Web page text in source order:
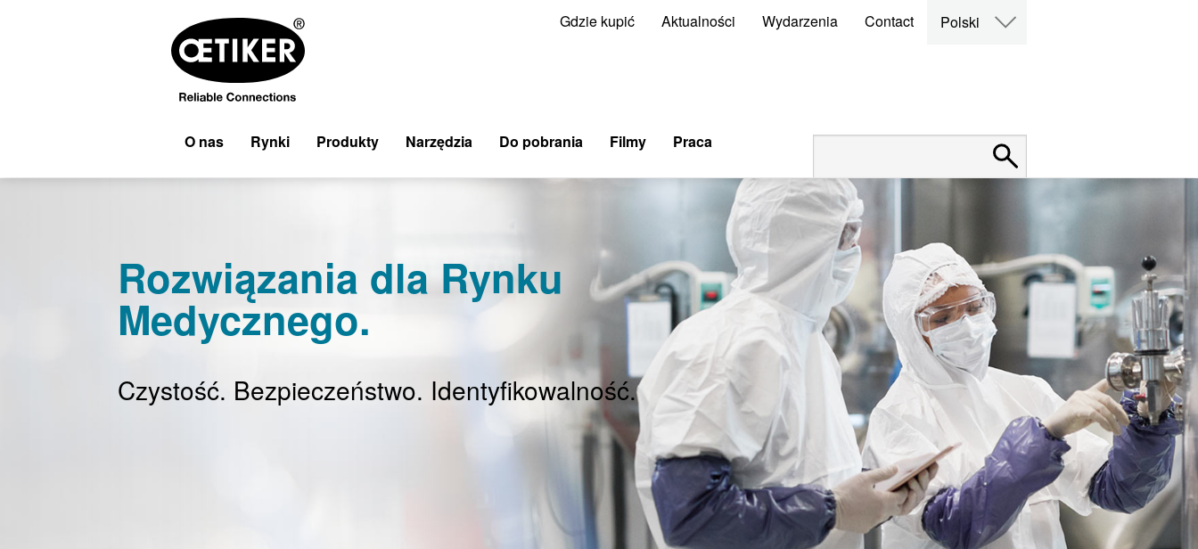
Gdzie kupić Aktualności Wydarzenia Contact Polski
O nas Rynki Produkty Narzędzia Do pobrania Filmy Praca
Rozwiązania dla Rynku
Medycznego.
Czystość. Bezpieczeństwo. Identyfikowalność.